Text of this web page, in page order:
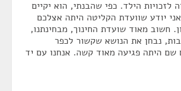
לזכויות הילד. כפי שהבנתי, הוא יקיים
יודע שוועדת הקליטה היתה אצלכם
חשוב מאוד שועדת החינוך, מבחינתנו,
נבחן את הנושא שקשור לכפר
שם היתה פגיעה מאוד קשה. אנחנו עם יד